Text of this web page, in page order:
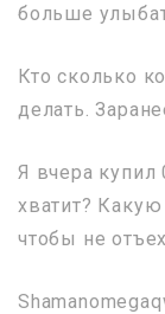
больше
Кто сколько
делать.
Я вчера купил
хватит?
чтобы не